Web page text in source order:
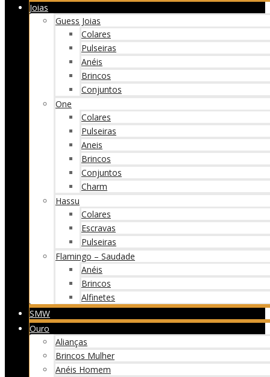
Joias
Guess Joias
Colares
Pulseiras
Anéis
Brincos
Conjuntos
One
Colares
Pulseiras
Aneis
Brincos
Conjuntos
Charm
Hassu
Colares
Escravas
Pulseiras
Flamingo – Saudade
Anéis
Brincos
Alfinetes
SMW
Ouro
Alianças
Brincos Mulher
Anéis Homem